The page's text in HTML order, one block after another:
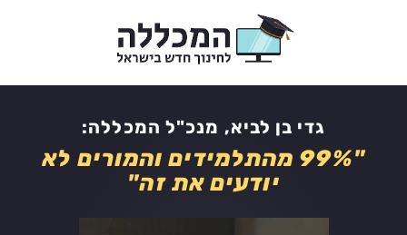
גדי בן לביא, מנכ"ל המכללה:
"99% מהתלמידים והמורים לא
יודעים את זה"